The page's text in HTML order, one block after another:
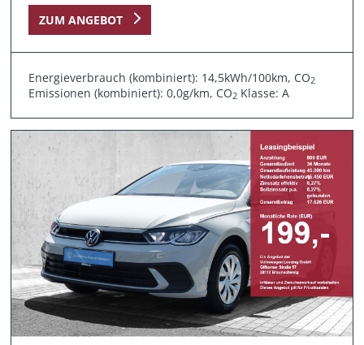
ZUM ANGEBOT
Energieverbrauch (kombiniert): 14,5kWh/100km, CO2
Emissionen (kombiniert): 0,0g/km, CO2 Klasse: A